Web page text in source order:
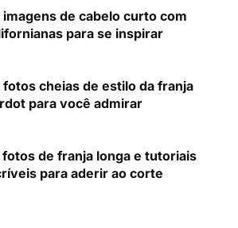
imagens de cabelo curto com
para se inspirar
fotos cheias de estilo da franja
para você admirar
fotos de franja longa e tutoriais
para aderir ao corte